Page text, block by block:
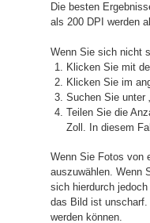
Die besten
als 200 DPI werden
Wenn Sie sich nicht
Klicken Sie mit
Klicken Sie im
Suchen Sie unter
Teilen Sie die
Zoll. In diesem
Wenn Sie Fotos von
auszuwählen. Wenn
sich hierdurch
das Bild ist unscharf.
werden können.